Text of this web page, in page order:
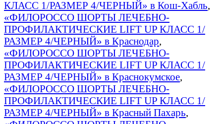
КЛАСС 1/РАЗМЕР 4/ЧЕРНЫЙ» в Кош-Хабль,
«ФИЛОРОССО ШОРТЫ ЛЕЧЕБНО-
ПРОФИЛАКТИЧЕСКИЕ LIFT UP КЛАСС 1/
РАЗМЕР 4/ЧЕРНЫЙ» в Краснодар,
«ФИЛОРОССО ШОРТЫ ЛЕЧЕБНО-
ПРОФИЛАКТИЧЕСКИЕ LIFT UP КЛАСС 1/
РАЗМЕР 4/ЧЕРНЫЙ» в Краснокумское,
«ФИЛОРОССО ШОРТЫ ЛЕЧЕБНО-
ПРОФИЛАКТИЧЕСКИЕ LIFT UP КЛАСС 1/
РАЗМЕР 4/ЧЕРНЫЙ» в Красный Пахарь,